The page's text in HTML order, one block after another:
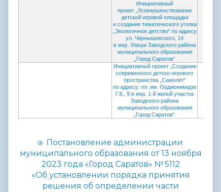
Инициативный
проект „Усовершенствование
детской игровой площадки
и создание тематического уголка
„Экологичное детство“ по адресу
ул. Чернышевского, 14
в мкр. Улеши Заводского района
муниципального образования
„Город Саратов“
Инициативный проект „Создание
современного детско-игрового
пространства „Самолёт“
по адресу: пл. им. Орджоникидзе
Г.К., 9 в мкр. 1-й жилой участок
Заводского района
муниципального образования
„Город Саратов“
Постановление администрации
муниципального образования от 13 ноября
2023 года «Город Саратов» № 5112
«Об установлении порядка принятия
решения об определении части